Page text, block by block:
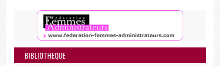
BIBLIOTHEQUE